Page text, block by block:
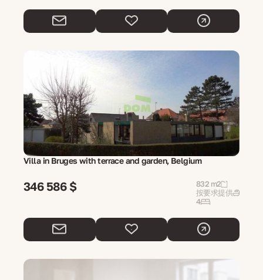
Villa in Bruges with terrace and garden, Belgium
346 586 $
832 m2
按要求提供
4